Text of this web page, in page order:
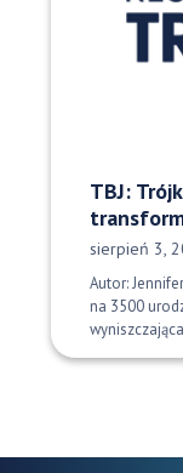
TBJ:
Data
sierpień 3,
Autor:
na 3500